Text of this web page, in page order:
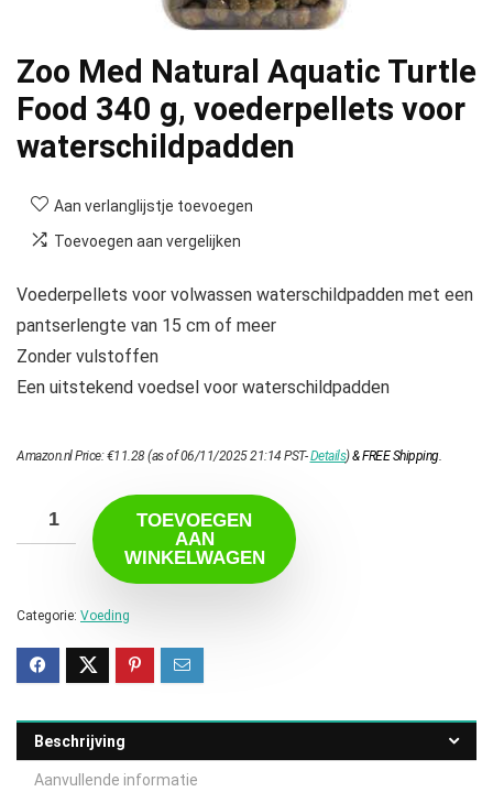
Zoo Med Natural Aquatic Turtle
Food 340 g, voederpellets voor
waterschildpadden
Aan verlanglijstje toevoegen
Toevoegen aan vergelijken
Voederpellets voor volwassen waterschildpadden met een
pantserlengte van 15 cm of meer
Zonder vulstoffen
Een uitstekend voedsel voor waterschildpadden
Amazon.nl Price:€11.28(as of 06/11/2025 21:14 PST-Details)&FREE Shipping.
TOEVOEGEN
AAN
WINKELWAGEN
Categorie: Voeding
Beschrijving
Aanvullende informatie